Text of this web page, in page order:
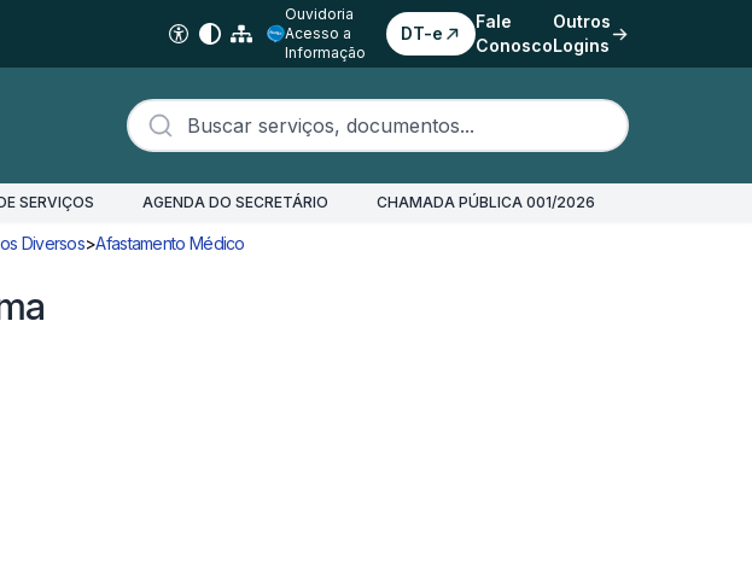
Ouvidoria
Acesso a
Informação
DT-e
Fale
Conosco
Outros
Logins
Buscar serviços, documentos...
SERVIÇOS AGENDA DO SECRETÁRIO CHAMADA PÚBLICA 001/2026
Diversos>Afastamento MédicoPedido de Licença Médica - Maternidade (Acima de 3 dias)